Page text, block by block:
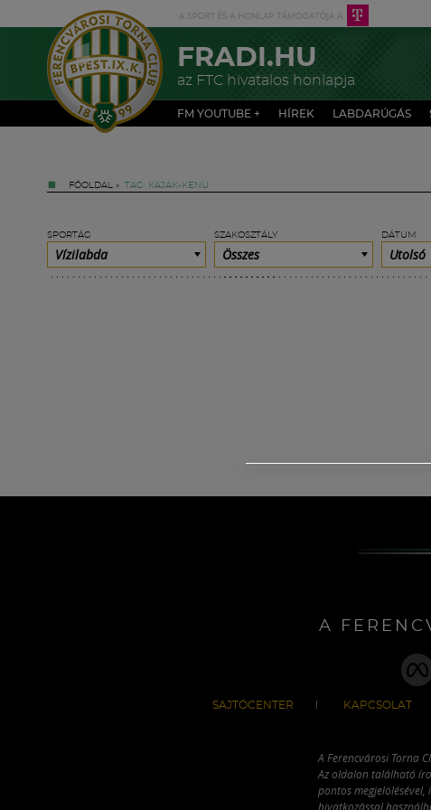
FRADI.HU
az FTC hivatalos honlapja
FM YOUTUBE + HÍREK LABDARÚGÁS
FŐOLDAL » TAG: KAJAK-KENU
SPORTÁG
Vízilabda
SZAKOSZTÁLY
Összes
DÁTUM
Utolsó
A
SAJTÓCENTER KAPCSOLAT
A Ferencvárosi Torna
Az oldalon található
pontos
hivatkozással